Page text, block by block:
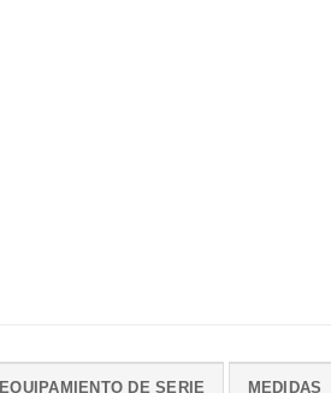
EQUIPAMIENTO DE SERIE MEDIDAS